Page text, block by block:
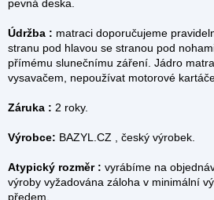
pevná deska.
Údržba : matraci doporučujeme
stranu pod hlavou se stranou pod
přímému slunečnímu záření. Jádro
vysavačem, nepoužívat motorové
Záruka : 2 roky.
Výrobce: BAZYL.CZ , český výrobek.
Atypický rozměr : vyrábíme na
výroby vyžadována záloha v minimální
předem.